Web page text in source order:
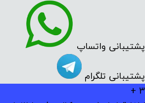
پشتیبانی واتساپ
پشتیبانی تلگرام
3 +